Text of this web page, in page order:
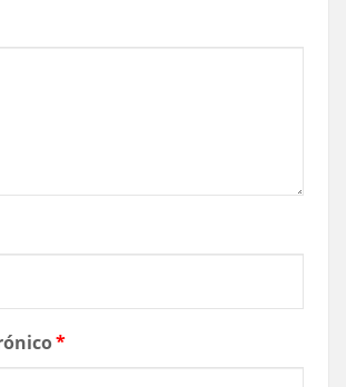
*